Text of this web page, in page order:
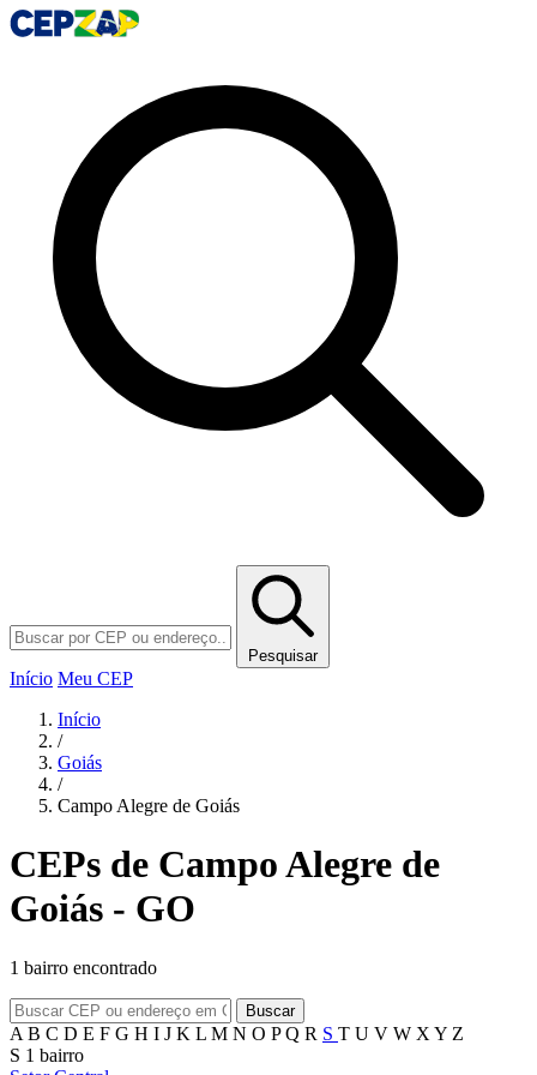
Pesquisar
Início Meu CEP
Início
/
Goiás
/
Campo Alegre de Goiás
CEPs de Campo Alegre de
Goiás - GO
1 bairro encontrado
Buscar
A B C D E F G H I J K L M N O PQ R S T U V W X Y Z
S 1 bairro